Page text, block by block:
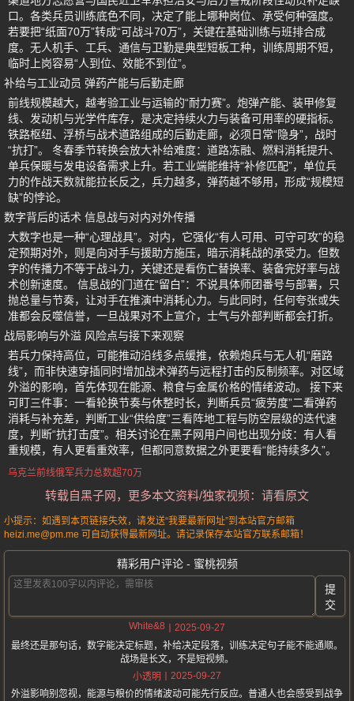
口。各类兵员训练底色不同，决定了能上哪种岗位、承受何种强度。
若要把“纸面70万”转成“可战斗70万”，关键在基础训练与班排合成
度。无人机手、工兵、通信与卫勤是典型短板工种，训练周期不短，
临时上岗容易“人到位、效能不到位”。
补给与工业动员 弹药产能与后勤走廊
前线规模越大，越考验工业与运输的“耐力赛”。炮弹产能、装甲修复
线、发动机与光学件库存，是决定持续火力与装备可用率的硬指标。
铁路枢纽、浮桥与战术道路组成的后勤走廊，必须日常“隐身”，战时
“抗打”。 冬春季节转换会放大补给难度：道路冻融、燃料消耗提升、
单兵保暖与发电设备需求上升。若工业端能维持“补修匹配”，单位兵
力的作战天数就能拉长反之，兵力越多，弹药越不够用，形成“规模短
缺”的悖论。
数字背后的话术 信息战与对内对外传播
大数字也是一种“心理战具”。对内，它强化“有人可用、可守可攻”的稳
定预期对外，则是向对手与援助方施压，暗示消耗战的承受力。但数
字的传播力不等于战斗力，关键还是看伤亡替换率、装备完好率与战
术创新速度。 信息战的门道在“留白”：不说具体师团番号与部署，只
抛总量与节奏，让对手在推演中消耗心力。与此同时，任何夸张或失
准都会反噬信誉，一旦战果对不上宣介，士气与外部判断都会打折。
战局影响与外溢 风险点与接下来观察
若兵力保持高位，可能推动沿线多点缓推，依赖炮兵与无人机“磨路
线”，而非快速穿插同时增加战术弹药与远程打击的反制频率。对区域
外溢的影响，首先体现在能源、粮食与金属价格的情绪波动。 接下来
可盯三件事：一看轮换节奏与休整时长，判断兵员“疲劳度”二看弹药
消耗与补充差，判断工业“供给度”三看阵地工程与防空层级的迭代速
度，判断“抗打击度”。相关讨论在黑子网用户间也出现分歧：有人看
重规模，有人更看重效率，但都同意数据之外更要看“能持续多久”。
乌克兰前线俄军兵力总数超70万
转载自黑子网，更多本文资料/独家视频：请看原文
小提示：如遇到本页链接失效，请发送“我要最新网址”到本站官方邮箱
heizi.me@pm.me 可自动获得最新网址。请记录保存本站官方联系邮箱！
精彩用户评论 - 蜜桃视频
提
交
White&8
2025-09-27
最终还是那句话，数字能决定标题，补给决定段落，训练决定句子能不能通顺。
战场是长文，不是短视频。
小透明
2025-09-27
外溢影响别忽视，能源与粮价的情绪波动可能先行反应。普通人也会感受到战争